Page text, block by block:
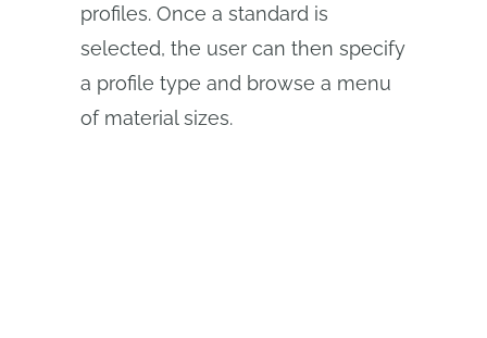
profiles. Once a standard is
selected, the user can then specify
a profile type and browse a menu
of material sizes.